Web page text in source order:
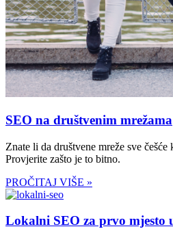
SEO na društvenim mrežama
Znate li da društvene mreže sve
Provjerite zašto je to bitno.
PROČITAJ VIŠE »
Lokalni SEO za prvo mjesto